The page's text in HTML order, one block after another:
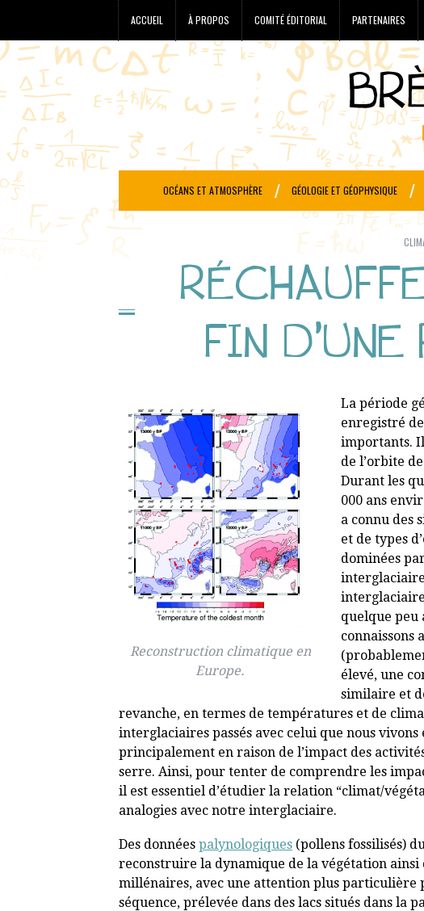
ACCUEIL À PROPOS COMITÉ ÉDITORIAL PARTENAIRES
OCÉANS ET ATMOSPHÈRE GÉOLOGIE ET GÉOPHYSIQUE
FIN
Reconstruction climatique en
Europe.
La période
enregistré
importants.
de l’orbite
Durant les
000 ans
a connu des
et de types
dominées
quelque peu
connaissons
élevé, une
similaire et
revanche, en termes de températures et de
interglaciaires passés avec celui que nous
principalement en raison de l’impact des
serre. Ainsi, pour tenter de comprendre les
il est essentiel d’étudier la relation “climat/
analogies avec notre interglaciaire.
Des données palynologiques (pollens fossilisés)
reconstruire la dynamique de la végétation
millénaires, avec une attention plus particulière
séquence, prélevée dans des lacs situés dans la